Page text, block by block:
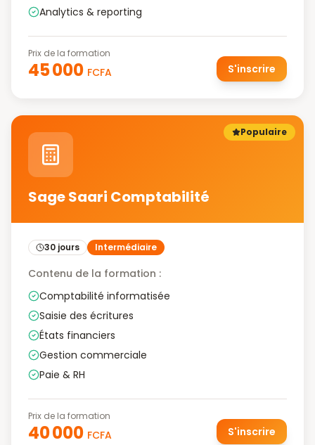
Analytics & reporting
Prix de la formation
45 000 FCFA S'inscrire
Populaire
Sage Saari Comptabilité
30 jours Intermédiaire
Contenu de la formation :
Comptabilité informatisée
Saisie des écritures
États financiers
Gestion commerciale
Paie & RH
Prix de la formation
40 000 FCFA S'inscrire